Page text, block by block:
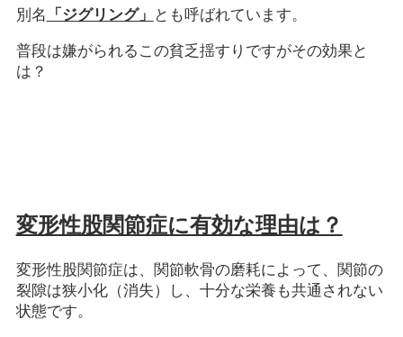
別名 「ジグリング」 とも呼ばれています。
普段は嫌がられるこの貧乏揺すりですがその効果と
は？
変形性股関節症に有効な理由は？
変形性股関節症は、関節軟骨の磨耗によって、関節の
裂隙は狭小化（消失）し、十分な栄養も共通されない
状態です。